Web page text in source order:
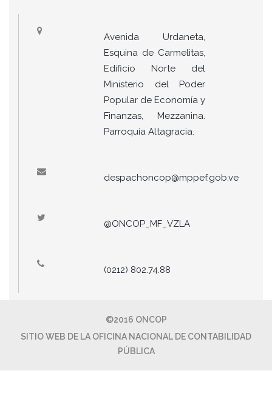
Avenida Urdaneta,
Esquina de Carmelitas,
Edificio Norte del
Ministerio del Poder
Popular de Economía y
Finanzas, Mezzanina.
Parroquia Altagracia.
despachoncop@mppef.gob.ve
@ONCOP_MF_VZLA
(0212) 802.74.88
©2016 ONCOP
SITIO WEB DE LA OFICINA NACIONAL DE CONTABILIDAD
PÚBLICA